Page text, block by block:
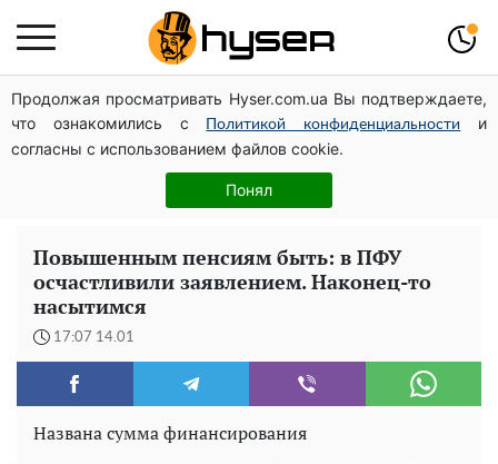
Продолжая просматривать Hyser.com.ua Вы подтверждаете,
что ознакомились с
Политикой конфиденциальности
и
согласны с использованием файлов cookie.
Понял
Елена Тополя слив видео – это далеко не все:
фронтмен "Антитела" Тарас Тополя стал следующим
Весь секрет в одной таблетке аспирина: рецепт
хрустящей и сочной капусты на зиму. Даже пяти банок
Повышенным пенсиям быть: в ПФУ
осчастливили заявлением. Наконец-то
насытимся
17:07 14.01
Названа сумма финансирования